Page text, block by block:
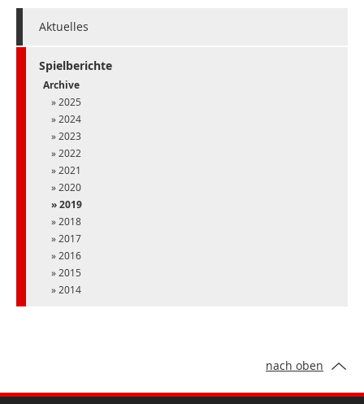
Aktuelles
Spielberichte
Archive
2025
2024
2023
2022
2021
2020
2019
2018
2017
2016
2015
2014
nach oben